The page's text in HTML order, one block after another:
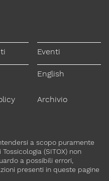
Eventi
English
Archivio
a scopo puramente
(SITOX) non
a possibili errori,
presenti in queste pagine